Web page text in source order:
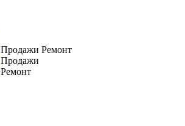
Продажи Ремонт
Продажи
Ремонт